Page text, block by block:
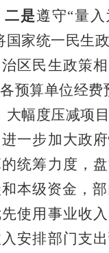
二是遵守“量
国家统一民生
区民生政策
各预算单位经费
大幅度压减项
一步加大政
统筹力度，
本级资金，
使用事业收
安排部门支出